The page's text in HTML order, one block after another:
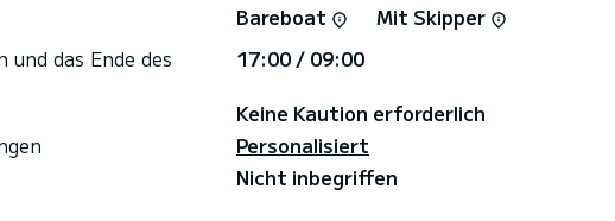
oder Reservierungen klicken Sie auf die Schaltfläche „Angebot
Bareboat
Mit Skipper
das Ende des
17:00 / 09:00
Keine Kaution erforderlich
Personalisiert
Nicht inbegriffen